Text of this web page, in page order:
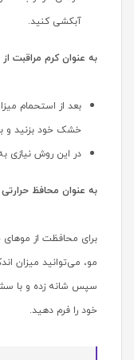
آبکشی کنید.
به عنوان کرم مراقبت
بعد از استحمام
خشک خود بزنید و
در این روش نیازی
به عنوان محافظ حرارتی
برای محافظت از موهای
مو، می‌توانید میزان
سپس شانه زده و با
خود را فرم دهید.